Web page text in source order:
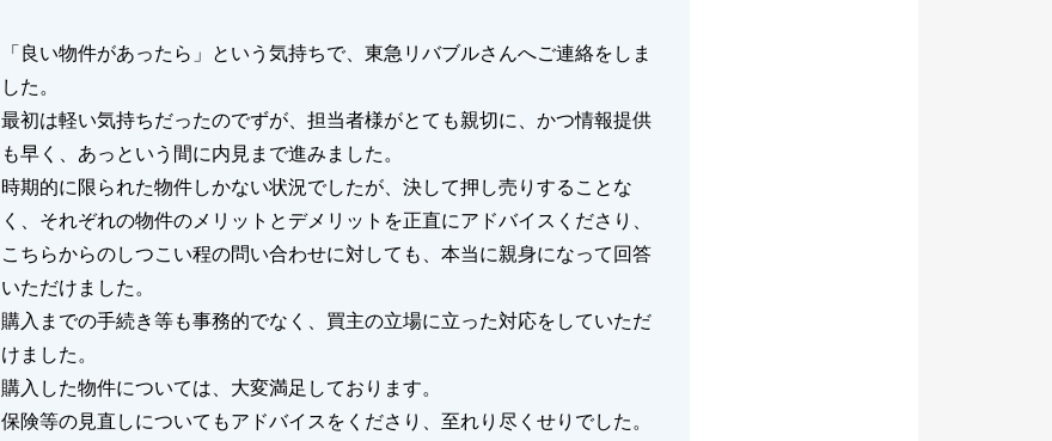
「良い物件があったら」という気持ちで、東急リバブルさんへご連絡をしま
した。
最初は軽い気持ちだったのでずが、担当者様がとても親切に、かつ情報提供
も早く、あっという間に内見まで進みました。
時期的に限られた物件しかない状況でしたが、決して押し売りすることな
く、それぞれの物件のメリットとデメリットを正直にアドバイスくださり、
こちらからのしつこい程の問い合わせに対しても、本当に親身になって回答
いただけました。
購入までの手続き等も事務的でなく、買主の立場に立った対応をしていただ
けました。
購入した物件については、大変満足しております。
保険等の見直しについてもアドバイスをくださり、至れり尽くせりでした。